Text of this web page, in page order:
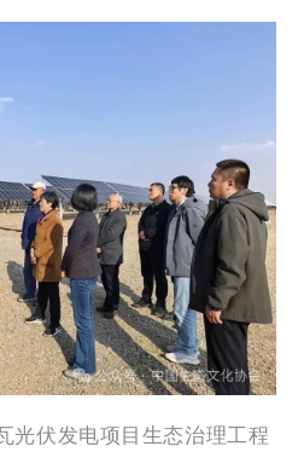
光伏发电项目生态治理工程